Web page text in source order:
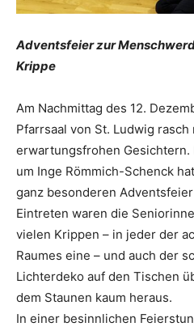
Adventsfeier zur
Krippe
Am Nachmittag des 12.
Pfarrsaal von St. Ludwig
erwartungsfrohen Gesichtern.
um Inge Römmich-Schenck
ganz besonderen
Eintreten waren die
vielen Krippen – in jeder der
Raumes eine – und auch der
Lichterdeko auf den Tischen
dem Staunen kaum heraus.
In einer besinnlichen